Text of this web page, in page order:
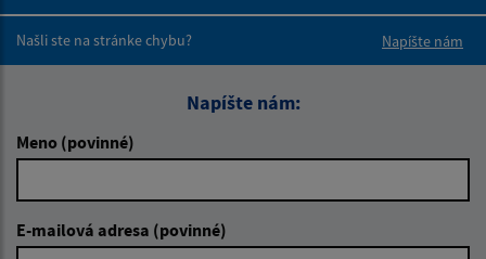
Našli ste na stránke chybu?
Napíšte nám
Napíšte nám:
Meno (povinné)
E-mailová adresa (povinné)